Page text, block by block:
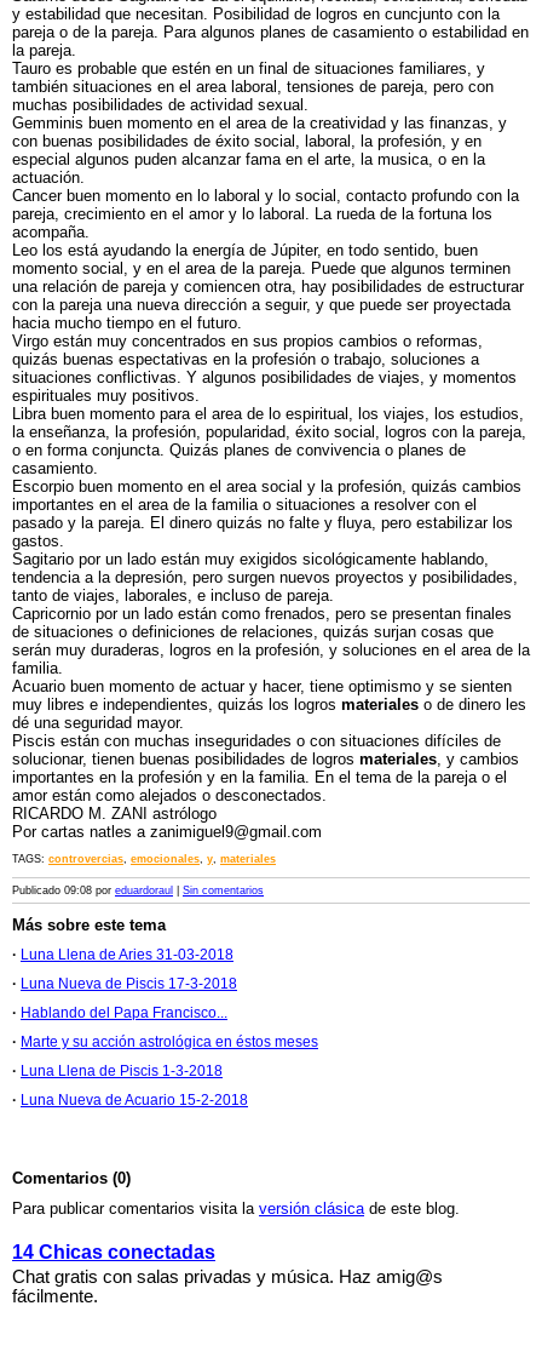
y estabilidad que necesitan. Posibilidad de logros en cuncjunto con la
pareja o de la pareja. Para algunos planes de casamiento o estabilidad en
la pareja.
Tauro es probable que estén en un final de situaciones familiares, y
también situaciones en el area laboral, tensiones de pareja, pero con
muchas posibilidades de actividad sexual.
Gemminis buen momento en el area de la creatividad y las finanzas, y
con buenas posibilidades de éxito social, laboral, la profesión, y en
especial algunos puden alcanzar fama en el arte, la musica, o en la
actuación.
Cancer buen momento en lo laboral y lo social, contacto profundo con la
pareja, crecimiento en el amor y lo laboral. La rueda de la fortuna los
acompaña.
Leo los está ayudando la energía de Júpiter, en todo sentido, buen
momento social, y en el area de la pareja. Puede que algunos terminen
una relación de pareja y comiencen otra, hay posibilidades de estructurar
con la pareja una nueva dirección a seguir, y que puede ser proyectada
hacia mucho tiempo en el futuro.
Virgo están muy concentrados en sus propios cambios o reformas,
quizás buenas espectativas en la profesión o trabajo, soluciones a
situaciones conflictivas. Y algunos posibilidades de viajes, y momentos
espirituales muy positivos.
Libra buen momento para el area de lo espiritual, los viajes, los estudios,
la enseñanza, la profesión, popularidad, éxito social, logros con la pareja,
o en forma conjuncta. Quizás planes de convivencia o planes de
casamiento.
Escorpio buen momento en el area social y la profesión, quizás cambios
importantes en el area de la familia o situaciones a resolver con el
pasado y la pareja. El dinero quizás no falte y fluya, pero estabilizar los
gastos.
Sagitario por un lado están muy exigidos sicológicamente hablando,
tendencia a la depresión, pero surgen nuevos proyectos y posibilidades,
tanto de viajes, laborales, e incluso de pareja.
Capricornio por un lado están como frenados, pero se presentan finales
de situaciones o definiciones de relaciones, quizás surjan cosas que
serán muy duraderas, logros en la profesión, y soluciones en el area de la
familia.
Acuario buen momento de actuar y hacer, tiene optimismo y se sienten
muy libres e independientes, quizás los logros materiales o de dinero les
dé una seguridad mayor.
Piscis están con muchas inseguridades o con situaciones difíciles de
solucionar, tienen buenas posibilidades de logros materiales, y cambios
importantes en la profesión y en la familia. En el tema de la pareja o el
amor están como alejados o desconectados.
RICARDO M. ZANI astrólogo
Por cartas natles a zanimiguel9@gmail.com
TAGS: controvercias, emocionales, y, materiales
Publicado 09:08 por eduardoraul Sin comentarios
Más sobre este tema
· Luna Llena de Aries 31-03-2018
· Luna Nueva de Piscis 17-3-2018
· Hablando del Papa Francisco...
· Marte y su acción astrológica en éstos meses
· Luna Llena de Piscis 1-3-2018
· Luna Nueva de Acuario 15-2-2018
Comentarios (0)
Para publicar comentarios visita la versión clásicade este blog.
14 Chicas conectadas
Chat gratis con salas privadas y música. Haz amig@s
fácilmente.